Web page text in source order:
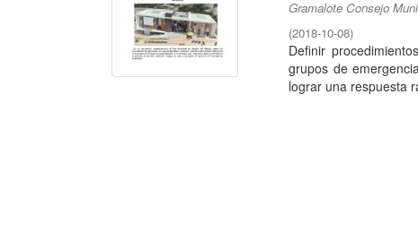
Gramalote Consejo
(2018-10-08)
Definir
grupos de
lograr una respuesta